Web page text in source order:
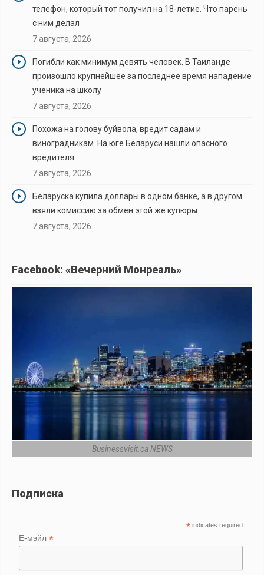
телефон, который тот получил на 18-летие. Что парень
с ним делал
7 августа, 2026
Погибли как минимум девять человек. В Таиланде
произошло крупнейшее за последнее время нападение
ученика на школу
7 августа, 2026
Похожа на голову буйвола, вредит садам и
виноградникам. На юге Беларуси нашли опасного
вредителя
7 августа, 2026
Беларуска купила доллары в одном банке, а в другом
взяли комиссию за обмен этой же купюры
7 августа, 2026
Facebook: «Вечерний Монреаль»
Businessvisit.ca NEWS
Подписка
* indicates required
Е-мэйл*